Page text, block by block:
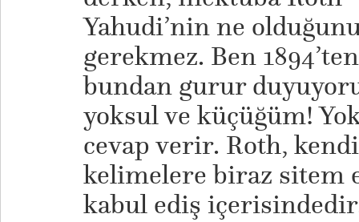
Yahudi’nin ne
gerekmez. Ben
bundan gurur
yoksul ve küçüğüm!
cevap verir. Roth,
kelimelere biraz sitem
kabul ediş